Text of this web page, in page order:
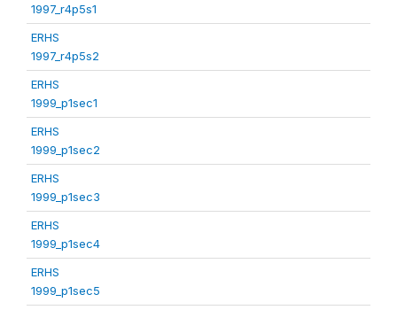
1997_r4p5s1
ERHS
1997_r4p5s2
ERHS
1999_p1sec1
ERHS
1999_p1sec2
ERHS
1999_p1sec3
ERHS
1999_p1sec4
ERHS
1999_p1sec5